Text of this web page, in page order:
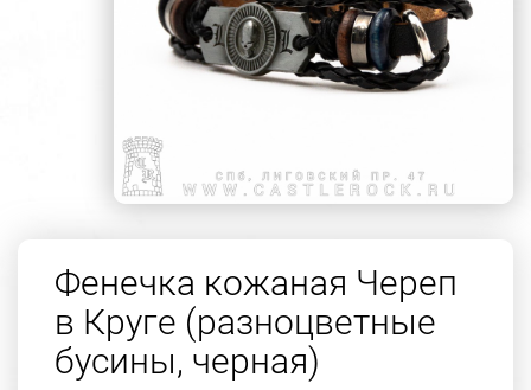
Фенечка кожаная Череп
в Круге (разноцветные
бусины, черная)